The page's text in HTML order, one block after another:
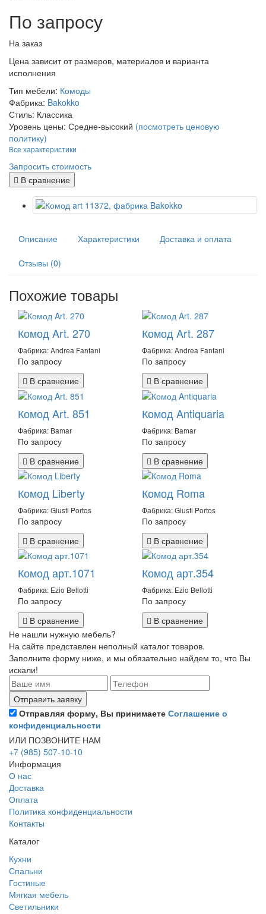
По запросу
На заказ
Цена зависит от размеров, материалов и варианта
исполнения
Тип мебели: Комоды
Фабрика: Bakokko
Стиль: Классика
Уровень цены: Средне-высокий (посмотреть ценовую
политику)
Все характеристики
Запросить стоимость
В сравнение
Описание Характеристики Доставка и оплата
Отзывы (0)
Похожие товары
Комод Art. 270
Фабрика: Andrea Fanfani
По запросу
В сравнение
Комод Art. 287
Фабрика: Andrea Fanfani
По запросу
В сравнение
Комод Art. 851
Фабрика: Bamar
По запросу
В сравнение
Комод Antiquaria
Фабрика: Bamar
По запросу
В сравнение
Комод Liberty
Фабрика: Giusti Portos
По запросу
В сравнение
Комод Roma
Фабрика: Giusti Portos
По запросу
В сравнение
Комод арт.1071
Фабрика: Ezio Bellotti
По запросу
В сравнение
Комод арт.354
Фабрика: Ezio Bellotti
По запросу
В сравнение
Не нашли нужную мебель?
На сайте представлен неполный каталог товаров.
Заполните форму ниже, и мы обязательно найдем то, что Вы
искали!
Отправляя форму, Вы принимаете Соглашение о
конфиденциальности
ИЛИ ПОЗВОНИТЕ НАМ
+7 (985) 507-10-10
Информация
О нас
Доставка
Оплата
Политика конфиденциальности
Контакты
Каталог
Кухни
Спальни
Гостиные
Мягкая мебель
Светильники